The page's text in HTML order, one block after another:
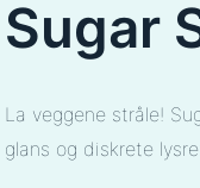
Sugar
La veggene stråle!
glans og diskrete